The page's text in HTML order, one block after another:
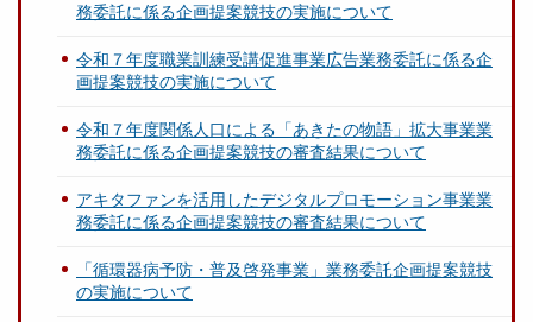
務委託に係る企画提案競技の実施について
令和７年度職業訓練受講促進事業広告業務委託に係る企
画提案競技の実施について
令和７年度関係人口による「あきたの物語」拡大事業業
務委託に係る企画提案競技の審査結果について
アキタファンを活用したデジタルプロモーション事業業
務委託に係る企画提案競技の審査結果について
「循環器病予防・普及啓発事業」業務委託企画提案競技
の実施について